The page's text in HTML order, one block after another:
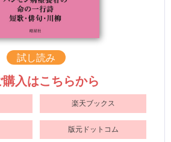
試し読み
購入はこちらから
楽天ブックス
版元ドットコム